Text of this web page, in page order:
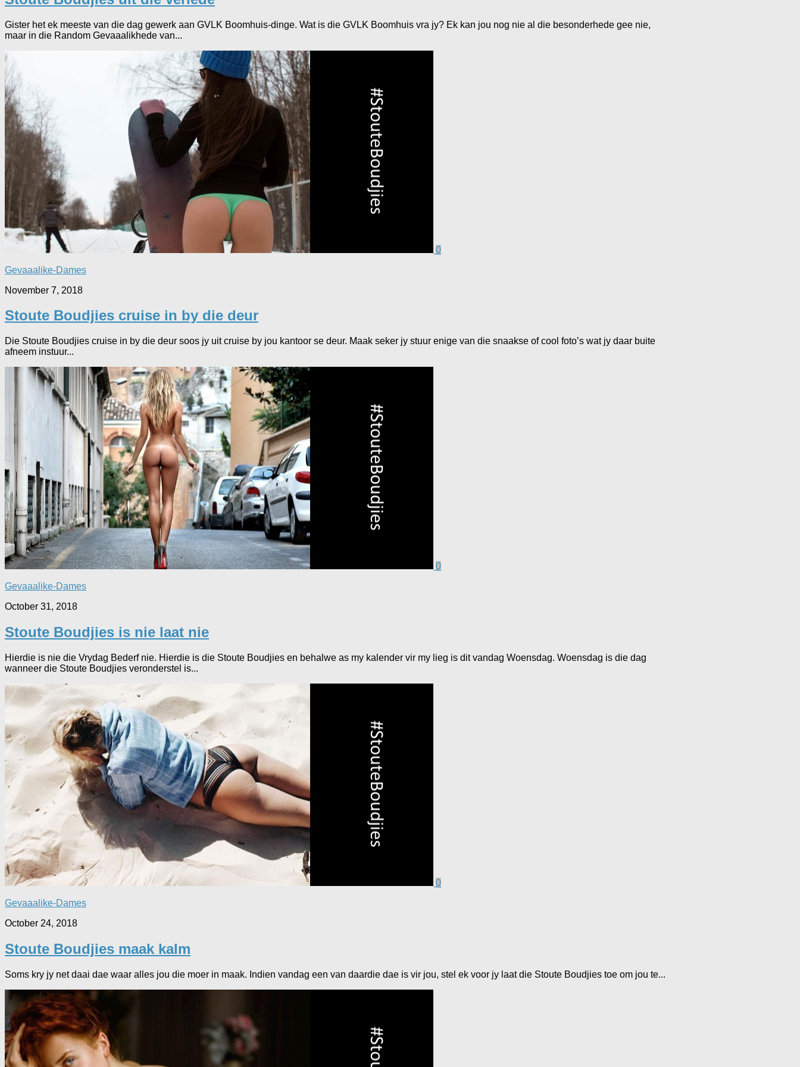
Gister het ek meeste van die dag gewerk aan GVLK Boomhuis-dinge. Wat is die GVLK Boomhuis vra jy? Ek kan jou nog nie al die besonderhede gee nie,
maar in die Random Gevaaalikhede van...
0
Gevaaalike-Dames
November 7, 2018
Stoute Boudjies cruise in by die deur
Die Stoute Boudjies cruise in by die deur soos jy uit cruise by jou kantoor se deur. Maak seker jy stuur enige van die snaakse of cool foto’s wat jy daar buite
afneem instuur...
0
Gevaaalike-Dames
October 31, 2018
Stoute Boudjies is nie laat nie
Hierdie is nie die Vrydag Bederf nie. Hierdie is die Stoute Boudjies en behalwe as my kalender vir my lieg is dit vandag Woensdag. Woensdag is die dag
wanneer die Stoute Boudjies veronderstel is...
0
Gevaaalike-Dames
October 24, 2018
Stoute Boudjies maak kalm
Soms kry jy net daai dae waar alles jou die moer in maak. Indien vandag een van daardie dae is vir jou, stel ek voor jy laat die Stoute Boudjies toe om jou te...